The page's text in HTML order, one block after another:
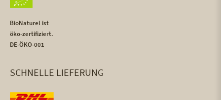
BioNaturel ist
öko-zertifiziert.
DE-ÖKO-001
SCHNELLE LIEFERUNG